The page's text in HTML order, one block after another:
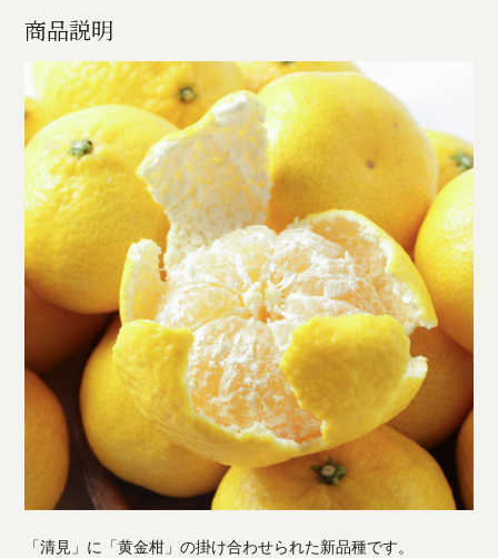
商品説明
「清見」に「黄金柑」の掛け合わせられた新品種です。